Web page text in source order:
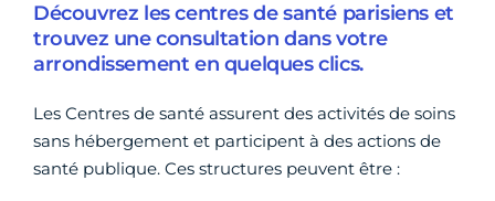
Découvrez les centres de santé parisiens et
trouvez une consultation dans votre
arrondissement en quelques clics.
Les Centres de santé assurent des activités de soins
sans hébergement et participent à des actions de
santé publique. Ces structures peuvent être :